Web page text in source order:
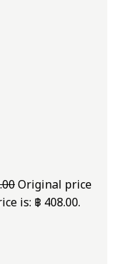
Original price
is: ฿ 408.00.